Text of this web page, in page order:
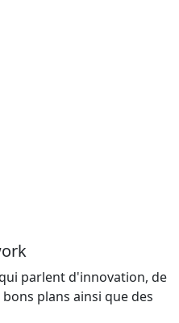
parlent d'innovation, de
plans ainsi que des